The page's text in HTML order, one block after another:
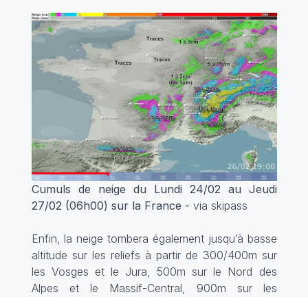
Cumuls de neige du Lundi 24/02 au Jeudi
27/02 (06h00) sur la France - via skipass
Enfin, la neige tombera également jusqu’à basse
altitude sur les reliefs à partir de 300/400m sur
les Vosges et le Jura, 500m sur le Nord des
Alpes et le Massif-Central, 900m sur les